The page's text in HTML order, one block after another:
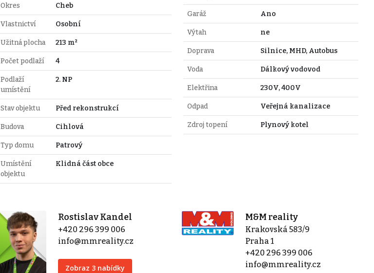
Okres Cheb
Vlastnictví Osobní
Užitná plocha 213 m²
Počet podlaží 4
Podlaží
umístění
2. NP
Stav objektu Před rekonstrukcí
Budova Cihlová
Typ domu Patrový
Umístění
objektu
Klidná část obce
Garáž Ano
Výtah ne
Doprava Silnice, MHD, Autobus
Voda Dálkový vodovod
Elektřina 230V, 400V
Odpad Veřejná kanalizace
Zdroj topení Plynový kotel
Rostislav Kandel
+420 296 399 006
info@mmreality.cz
Zobraz 3 nabídky
M&M reality
Krakovská 583/9
Praha 1
+420 296 399 006
info@mmreality.cz